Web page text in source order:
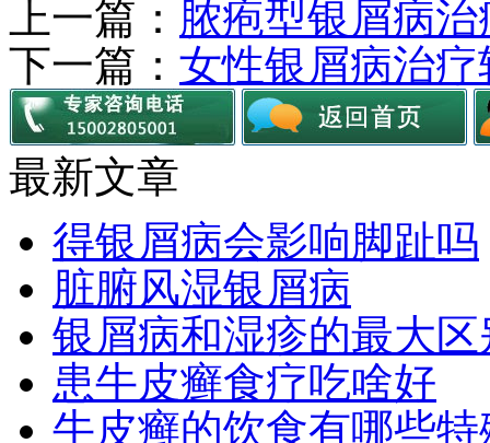
上一篇： 脓疱型银屑病治
下一篇： 女性银屑病治
最新文章
得银屑病会影响脚趾吗
脏腑风湿银屑病
银屑病和湿疹的最大区
患牛皮癣食疗吃啥好
牛皮癣的饮食有哪些